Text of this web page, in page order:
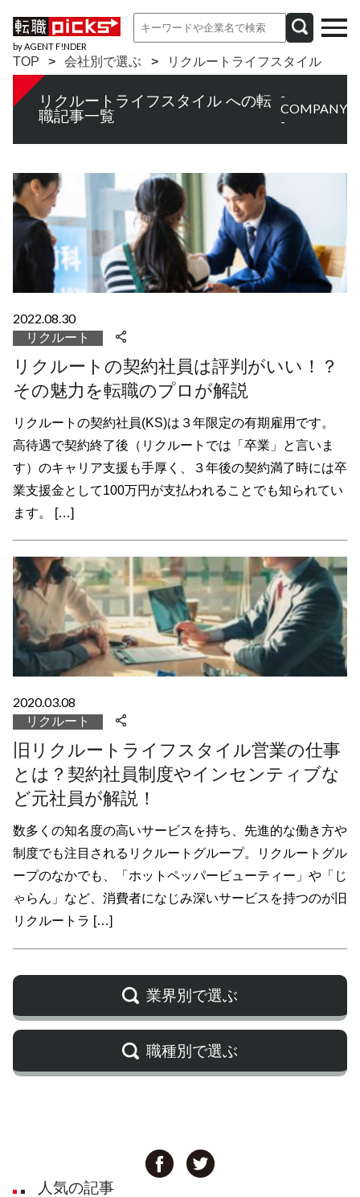
by AGENT F!NDER
TOP 会社別で選ぶ リクルートライフスタイル
リクルートライフスタイル への転
職記事一覧
-
COMPANY
-
2022.08.30
リクルート
リクルートの契約社員は評判がいい！？
その魅力を転職のプロが解説
リクルートの契約社員(KS)は３年限定の有期雇用です。
高待遇で契約終了後（リクルートでは「卒業」と言いま
す）のキャリア支援も手厚く、３年後の契約満了時には卒
業支援金として100万円が支払われることでも知られてい
ます。 […]
2020.03.08
リクルート
旧リクルートライフスタイル営業の仕事
とは？契約社員制度やインセンティブな
ど元社員が解説！
数多くの知名度の高いサービスを持ち、先進的な働き方や
制度でも注目されるリクルートグループ。リクルートグル
ープのなかでも、「ホットペッパービューティー」や「じ
ゃらん」など、消費者になじみ深いサービスを持つのが旧
リクルートラ […]
業界別で選ぶ
職種別で選ぶ
人気の記事